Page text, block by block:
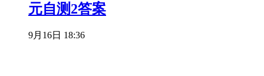
元自测2答案
9月16日 18:36